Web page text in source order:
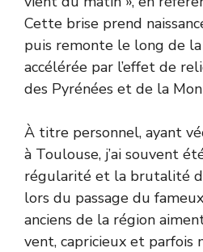
Cette brise prend
puis remonte le long de
accélérée par l’effet de
des Pyrénées et de la
À titre personnel, ayant
à Toulouse, j’ai souvent
régularité et la brutalité
lors du passage du fameux
anciens de la région
vent, capricieux et parfois